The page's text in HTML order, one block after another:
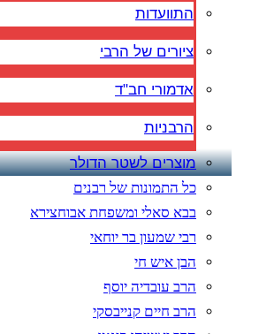
התוועדות
ציורים של הרבי
אדמורי חב"ד
הרבניות
מוצרים לשטר הדולר
כל התמונות של רבנים
בבא סאלי ומשפחת אבוחצירא
רבי שמעון בר יוחאי
הבן איש חי
הרב עובדיה יוסף
הרב חיים קנייבסקי